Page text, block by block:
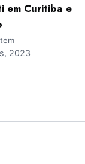
em Curitiba e
2023